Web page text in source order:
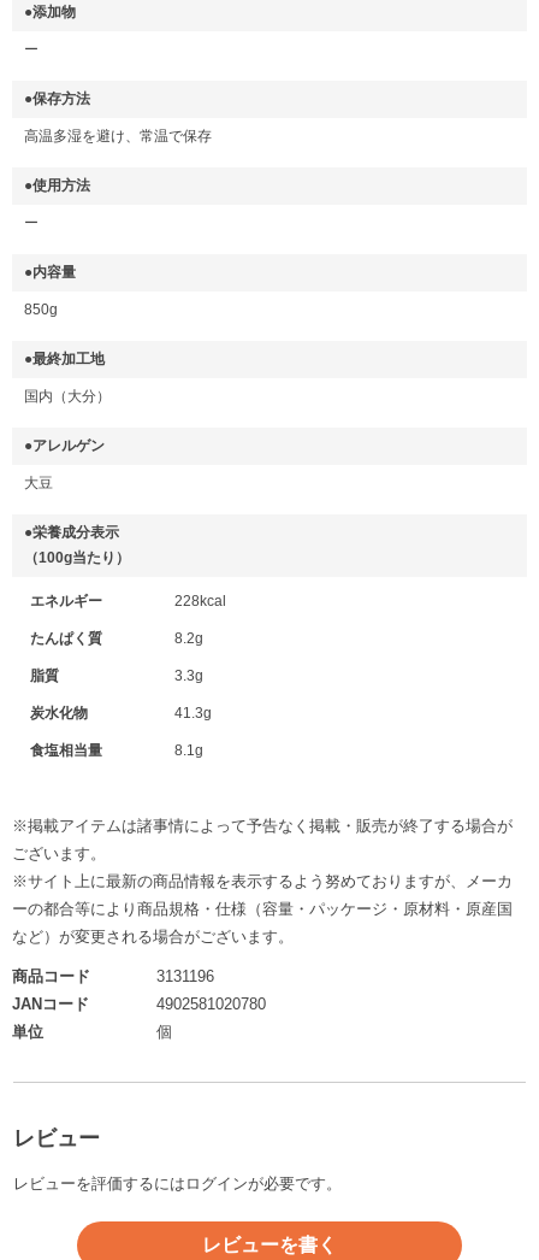
商品コード
3131196
JANコード
4902581020780
単位 個
●添加物
ー
●保存方法
高温多湿を避け、常温で保存
●使用方法
ー
●内容量
850g
●最終加工地
国内（大分）
●アレルゲン
大豆
●栄養成分表示
（100g当たり）
エネルギー 228kcal
たんぱく質 8.2g
脂質 3.3g
炭水化物 41.3g
食塩相当量 8.1g
※掲載アイテムは諸事情によって予告なく掲載・販売が終了する場合が
ございます。
※サイト上に最新の商品情報を表示するよう努めておりますが、メーカ
ーの都合等により商品規格・仕様（容量・パッケージ・原材料・原産国
など）が変更される場合がございます。
レビュー
レビューを評価するには ログインが必要です。
レビューを書く